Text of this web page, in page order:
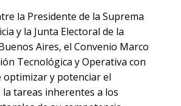
la Presidente de la Suprema
y la Junta Electoral de la
Aires, el Convenio Marco
Tecnológica y Operativa con
optimizar y potenciar el
tareas inherentes a los